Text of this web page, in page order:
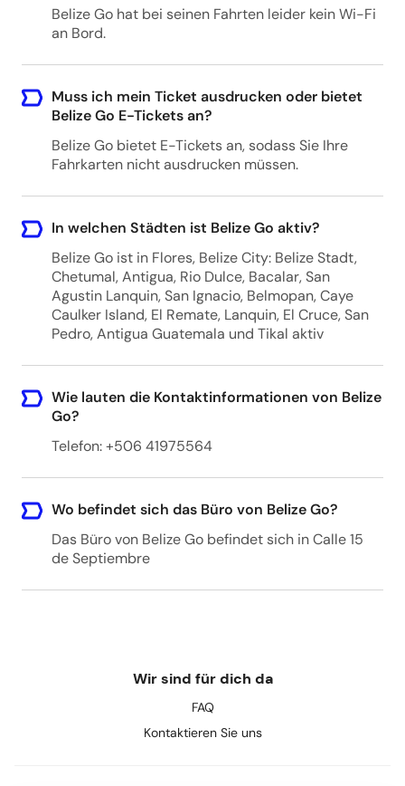
ADO Bacalar, Q.R., C. 19 Libramiento Manzana
Mexico (BEGO)
K'ahk' Bahlam Travel Agency
K'ahk' Bahlam Travel Agency, 1a Calle Poniente
Lanquin, Tourism Bus Terminal
Lanquin, Tourism Bus Terminal, H2G8+PWX,
Lanqúin, Guatemala (BEGO)
Colifato, Barrio La Bascula, Rio Dulce, Izabal
18021, Guatemala (BEGO)
Belize Caving Expeditions
46 Burns Avenue, San Ignacio, Belize
San Pedro Belize Express, San Pedro
Belize Go hat bei seinen Fahrten leider kein Wi-Fi
an Bord.
Muss ich mein Ticket ausdrucken oder bietet
Belize Go E-Tickets an?
Belize Go bietet E-Tickets an, sodass Sie Ihre
Fahrkarten nicht ausdrucken müssen.
In welchen Städten ist Belize Go aktiv?
Belize Go ist in Flores, Belize City: Belize Stadt,
Chetumal, Antigua, Rio Dulce, Bacalar, San
Agustin Lanquin, San Ignacio, Belmopan, Caye
Caulker Island, El Remate, Lanquin, El Cruce, San
Pedro, Antigua Guatemala und Tikal aktiv
Wie lauten die Kontaktinformationen von Belize
Go?
Telefon: +506 41975564
Wo befindet sich das Büro von Belize Go?
Das Büro von Belize Go befindet sich in Calle 15
de Septiembre
Wir sind für dich da
FAQ
Kontaktieren Sie uns